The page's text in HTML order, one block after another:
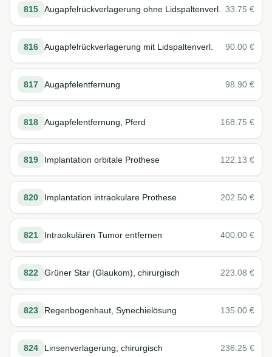
815 Augapfelrückverlagerung ohne Lidspaltenverl. 33.75 €
816 Augapfelrückverlagerung mit Lidspaltenverl. 90.00 €
817 Augapfelentfernung 98.90 €
818 Augapfelentfernung, Pferd 168.75 €
819 Implantation orbitale Prothese 122.13 €
820 Implantation intraokulare Prothese 202.50 €
821 Intraokulären Tumor entfernen 400.00 €
822 Grüner Star (Glaukom), chirurgisch 223.08 €
823 Regenbogenhaut, Synechielösung 135.00 €
824 Linsenverlagerung, chirurgisch 236.25 €